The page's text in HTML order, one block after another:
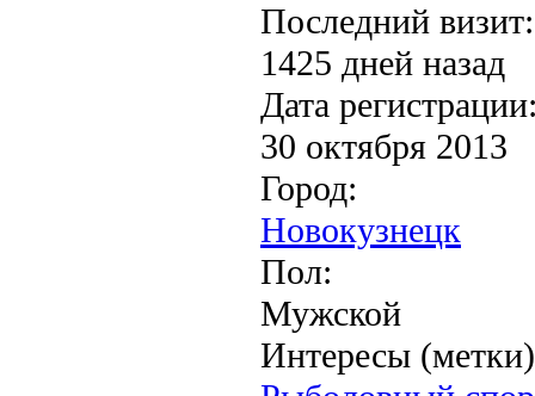
Последний визит:
1425 дней назад
Дата
30 октября 2013
Город:
Новокузнецк
Пол:
Мужской
Интересы